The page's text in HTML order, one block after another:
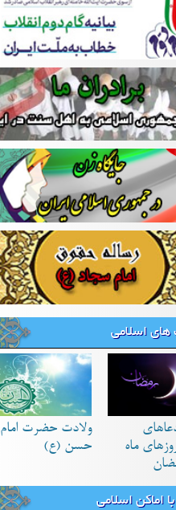
های اسلامی
ماه
ولادت حضرت امام
حسن (ع)
اماکن اسلامی